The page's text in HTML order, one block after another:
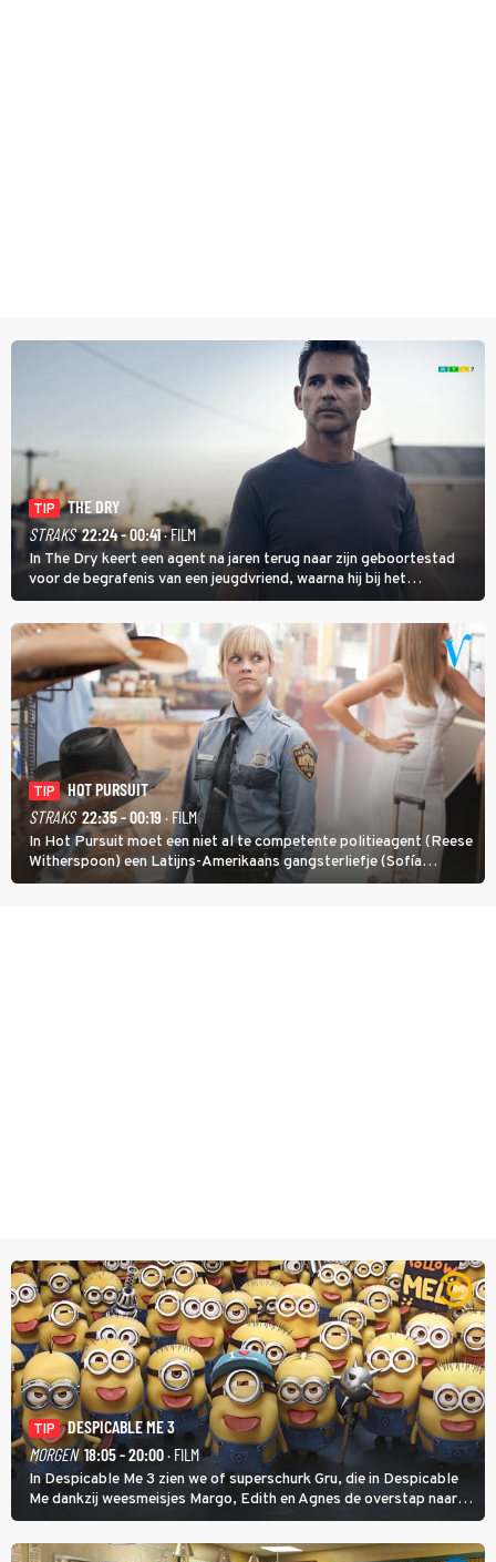
TIP
THE DRY
STRAKS 22:24 - 00:41· FILM
In The Dry keert een agent na jaren terug naar zijn geboortestad
voor de begrafenis van een jeugdvriend, waarna hij bij het
onderzoeken van diens dood een verband begint te vermoeden
met een oude zaak.
TIP
HOT PURSUIT
STRAKS 22:35 - 00:19 · FILM
In Hot Pursuit moet een niet al te competente politieagent (Reese
Witherspoon) een Latijns-Amerikaans gangsterliefje (Sofía
Vergara) beschermen tegen corrupte agenten en moordlustige
TIP
DESPICABLE ME 3
MORGEN 18:05 - 20:00· FILM
In Despicable Me 3 zien we of superschurk Gru, die in Despicable
Me dankzij weesmeisjes Margo, Edith en Agnes de overstap naar
het rechte pad maakte, ook op dat pad weet te blijven.